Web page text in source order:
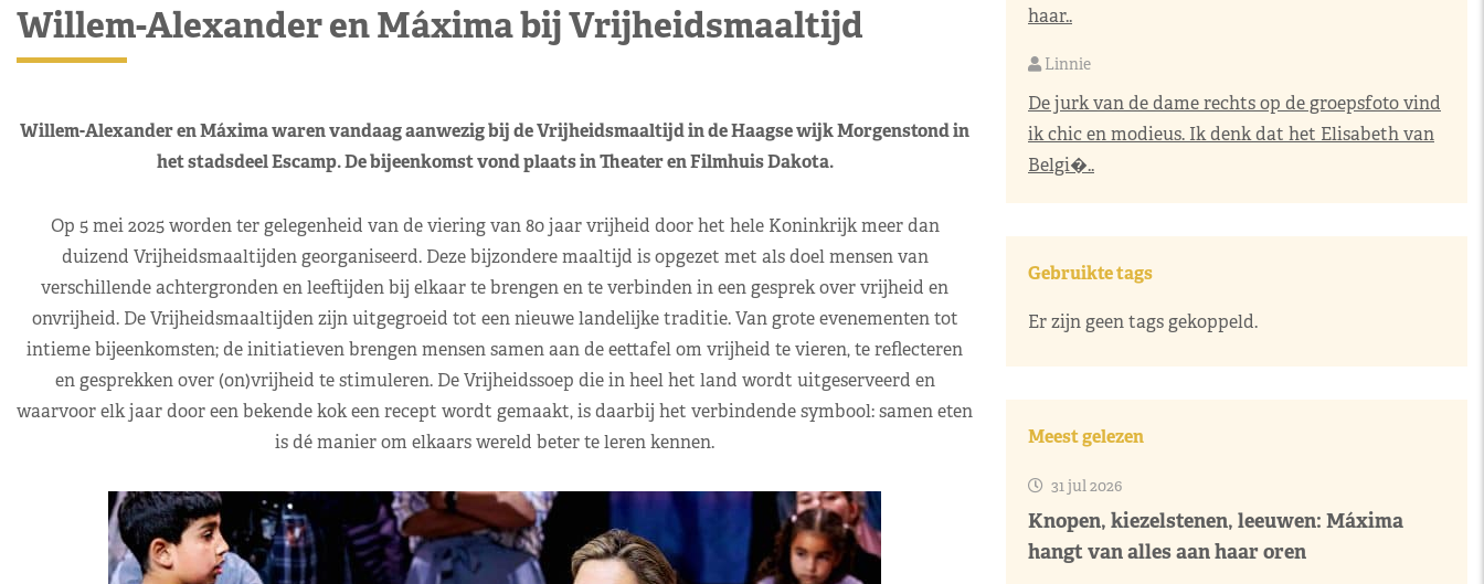
Willem-Alexander en Máxima bij Vrijheidsmaaltijd
Willem-Alexander en Máxima waren vandaag aanwezig bij de Vrijheidsmaaltijd in de Haagse wijk Morgenstond in
het stadsdeel Escamp. De bijeenkomst vond plaats in Theater en Filmhuis Dakota.
Op 5 mei 2025 worden ter gelegenheid van de viering van 80 jaar vrijheid door het hele Koninkrijk meer dan
duizend Vrijheidsmaaltijden georganiseerd. Deze bijzondere maaltijd is opgezet met als doel mensen van
verschillende achtergronden en leeftijden bij elkaar te brengen en te verbinden in een gesprek over vrijheid en
onvrijheid. De Vrijheidsmaaltijden zijn uitgegroeid tot een nieuwe landelijke traditie. Van grote evenementen tot
intieme bijeenkomsten; de initiatieven brengen mensen samen aan de eettafel om vrijheid te vieren, te reflecteren
en gesprekken over (on)vrijheid te stimuleren. De Vrijheidssoep die in heel het land wordt uitgeserveerd en
waarvoor elk jaar door een bekende kok een recept wordt gemaakt, is daarbij het verbindende symbool: samen eten
is dé manier om elkaars wereld beter te leren kennen.
haar..
Linnie
De jurk van de dame rechts op de groepsfoto vind
ik chic en modieus. Ik denk dat het Elisabeth van
Belgi�..
Gebruikte tags
Er zijn geen tags gekoppeld.
Meest gelezen
31 jul 2026
Knopen, kiezelstenen, leeuwen: Máxima
hangt van alles aan haar oren